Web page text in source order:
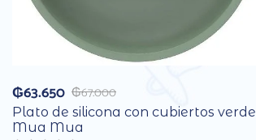
₲67.000
₲63.650
Plato de silicona con cubiertos verde
Mua Mua